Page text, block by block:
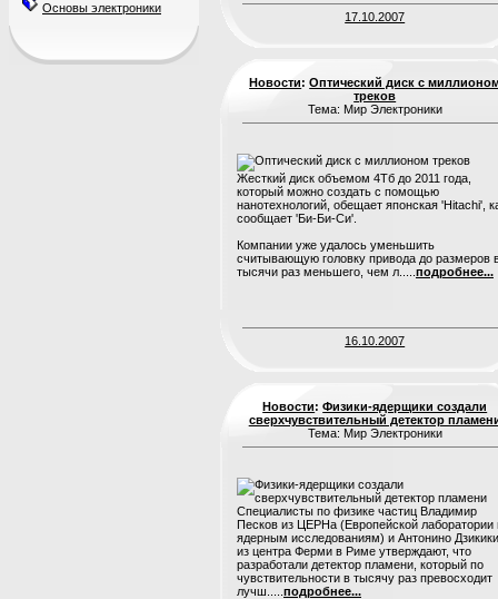
Основы электроники
17.10.2007
Новости:Оптический диск с
треков
Тема: Мир Электроники
Жесткий диск объемом 4Тб до 2011 года,
который можно создать с помощью
нанотехнологий, обещает японская 'Hitachi',
сообщает 'Би-Би-Си'.
Компании уже удалось уменьшить
считывающую головку привода до размеров
тысячи раз меньшего, чем л..... подробнее...
16.10.2007
Новости:Физики-ядерщики создали
сверхчувствительный детектор
Тема: Мир Электроники
Специалисты по физике частиц Владимир
Песков из ЦЕРНа (Европейской лаборатории
ядерным исследованиям) и Антонино Дзикики
из центра Ферми в Риме утверждают, что
разработали детектор пламени, который по
чувствительности в тысячу раз превосходит
лучш..... подробнее...